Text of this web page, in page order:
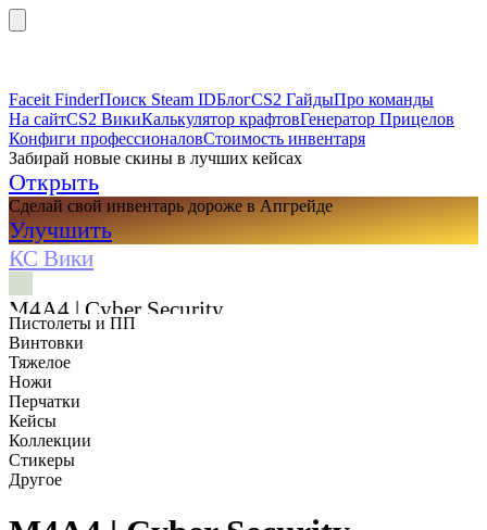
Faceit FinderПоиск Steam IDБлогCS2 ГайдыПро команды
На сайтCS2 ВикиКалькулятор крафтовГенератор Прицелов
Конфиги профессионаловСтоимость инвентаря
Забирай новые скины в лучших кейсах
Открыть
Сделай свой инвентарь дороже в Апгрейде
Улучшить
КС Вики
M4A4 | Cyber Security
Пистолеты и ПП
Винтовки
Тяжелое
Ножи
Перчатки
Кейсы
Коллекции
Стикеры
Другое